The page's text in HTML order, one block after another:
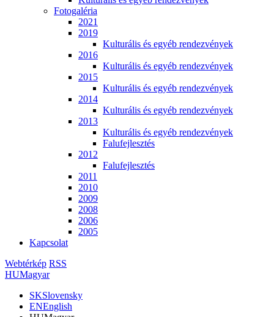
Fotogaléria
2021
2019
Kulturális és egyéb rendezvények
2016
Kulturális és egyéb rendezvények
2015
Kulturális és egyéb rendezvények
2014
Kulturális és egyéb rendezvények
2013
Kulturális és egyéb rendezvények
Falufejlesztés
2012
Falufejlesztés
2011
2010
2009
2008
2006
2005
Kapcsolat
Webtérkép RSS
HUMagyar
SKSlovensky
ENEnglish